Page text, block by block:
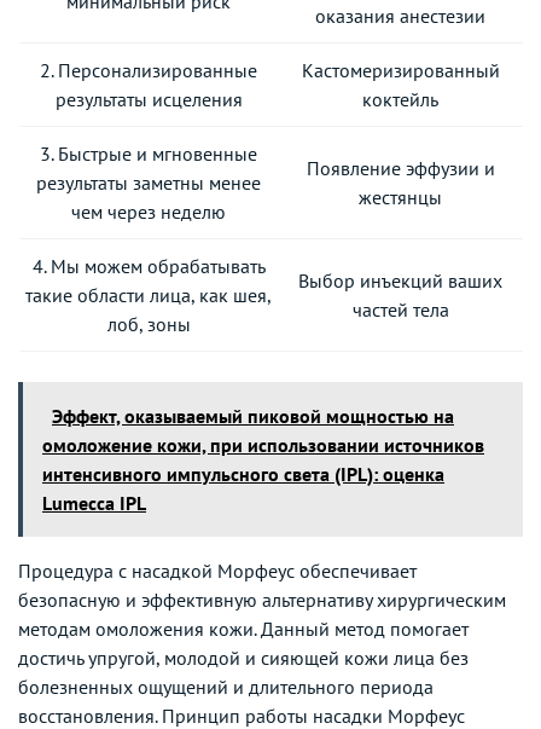
оказания анестезии
2. Персонализированные
результаты исцеления
Кастомеризированный
коктейль
3. Быстрые и мгновенные
результаты заметны менее
чем через неделю
Появление эффузии и
жестянцы
4. Мы можем обрабатывать
такие области лица, как шея,
лоб, зоны
Выбор инъекций ваших
частей тела
Эффект, оказываемый пиковой мощностью на
омоложение кожи, при использовании источников
интенсивного импульсного света (IPL): оценка
Lumecca IPL
Процедура с насадкой Морфеус обеспечивает
безопасную и эффективную альтернативу хирургическим
методам омоложения кожи. Данный метод помогает
достичь упругой, молодой и сияющей кожи лица без
болезненных ощущений и длительного периода
восстановления. Принцип работы насадки Морфеус